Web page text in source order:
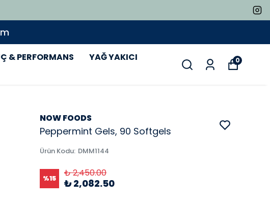
& PERFORMANS
YAĞ YAKICI
0
NOW FOODS
Peppermint Gels, 90 Softgels
Ürün Kodu: DMM1144
%15 ₺ 2,450.00
₺ 2,082.50